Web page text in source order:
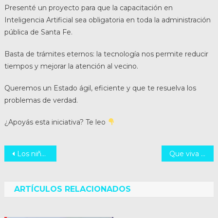
Presenté un proyecto para que la capacitación en
Inteligencia Artificial sea obligatoria en toda la administración
pública de Santa Fe.
Basta de trámites eternos: la tecnología nos permite reducir
tiempos y mejorar la atención al vecino.
Queremos un Estado ágil, eficiente y que te resuelva los
problemas de verdad.
¿Apoyás esta iniciativa? Te leo
Navegación
entradas
Los niños no deben ser sometidos a bloqueadores hormonales ni a tratamientos de transición de género. Que viva la tradición!!!!
ARTÍCULOS RELACIONADOS